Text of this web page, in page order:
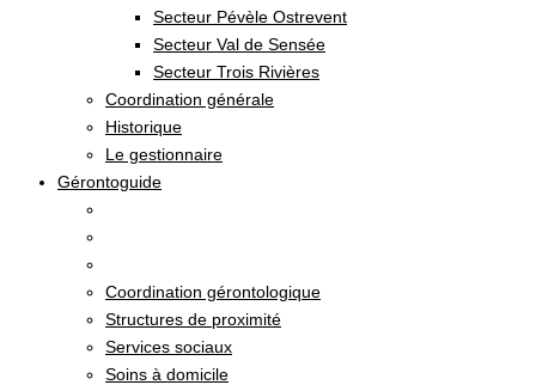
Secteur Pévèle Ostrevent
Secteur Val de Sensée
Secteur Trois Rivières
Coordination générale
Historique
Le gestionnaire
Gérontoguide
Coordination gérontologique
Structures de proximité
Services sociaux
Soins à domicile